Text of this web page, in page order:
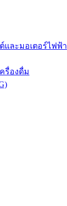
ละมอเตอร์ไฟฟ้า
รื่องดื่ม